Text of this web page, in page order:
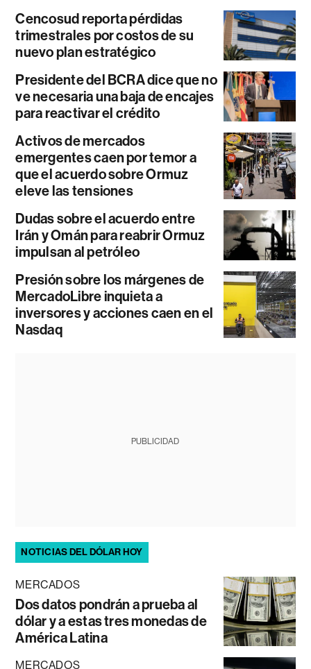
Cencosud reporta pérdidas
trimestrales por costos de su
nuevo plan estratégico
Presidente del BCRA dice que no
ve necesaria una baja de encajes
para reactivar el crédito
Activos de mercados
emergentes caen por temor a
que el acuerdo sobre Ormuz
eleve las tensiones
Dudas sobre el acuerdo entre
Irán y Omán para reabrir Ormuz
impulsan al petróleo
Presión sobre los márgenes de
MercadoLibre inquieta a
inversores y acciones caen en el
Nasdaq
PUBLICIDAD
NOTICIAS DEL DÓLAR HOY
MERCADOS
Dos datos pondrán a prueba al
dólar y a estas tres monedas de
América Latina
MERCADOS